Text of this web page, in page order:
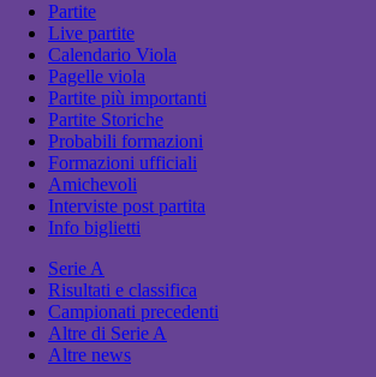
Partite
Live partite
Calendario Viola
Pagelle viola
Partite più importanti
Partite Storiche
Probabili formazioni
Formazioni ufficiali
Amichevoli
Interviste post partita
Info biglietti
Serie A
Risultati e classifica
Campionati precedenti
Altre di Serie A
Altre news